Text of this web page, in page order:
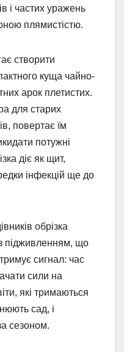
і частих уражень
плямистістю.
створити
куща чайно-
арок плетистих.
для старих
повертає їм
потужні
діє як щит,
інфекцій ще до
обрізка
підживленням, що
сигнал: час
сили на
які тримаються
сад, і
сезоном.